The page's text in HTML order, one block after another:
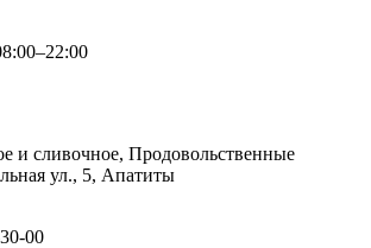
и сливочное, Продовольственные
ул., 5, Апатиты
00